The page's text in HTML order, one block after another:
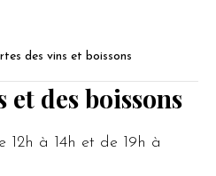
des vins et boissons
et des boissons
12h à 14h et de 19h à